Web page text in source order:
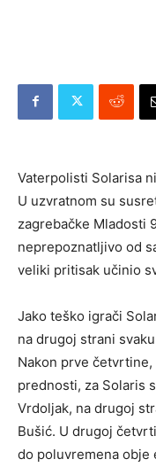
Vaterpolisti Solarisa
U uzvratnom su
zagrebačke Mladosti
neprepoznatljivo od
veliki pritisak učinio
Jako teško igrači
na drugoj strani
Nakon prve
prednosti, za Solaris
Vrdoljak, na drugoj
Bušić. U drugoj
do poluvremena obje